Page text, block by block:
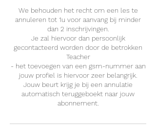
We behouden het recht om een les te
annuleren tot 1u voor aanvang bij minder
dan 2 inschrijvingen.
Je zal hiervoor dan persoonlijk
gecontacteerd worden door de betrokken
Teacher
- het toevoegen van een gsm-nummer aan
jouw profiel is hiervoor zeer belangrijk.
Jouw beurt krijg je bij een annulatie
automatisch teruggeboekt naar jouw
abonnement.